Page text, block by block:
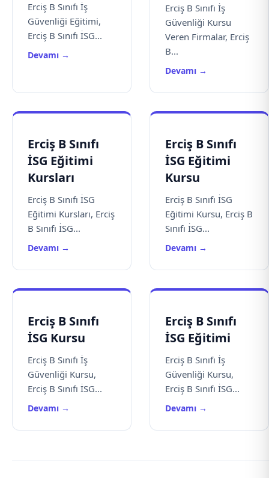
Erciş B Sınıfı İş
Güvenliği Eğitimi,
Erciş B Sınıfı İSG...
Devamı →
Erciş B Sınıfı İş
Güvenliği Kursu
Veren Firmalar, Erciş
B...
Devamı →
Erciş B Sınıfı
İSG Eğitimi
Kursları
Erciş B Sınıfı İSG
Eğitimi Kursları, Erciş
B Sınıfı İSG...
Devamı →
Erciş B Sınıfı
İSG Eğitimi
Kursu
Erciş B Sınıfı İSG
Eğitimi Kursu, Erciş B
Sınıfı İSG...
Devamı →
Erciş B Sınıfı
İSG Kursu
Erciş B Sınıfı İş
Güvenliği Kursu,
Erciş B Sınıfı İSG...
Devamı →
Erciş B Sınıfı
İSG Eğitimi
Erciş B Sınıfı İş
Güvenliği Kursu,
Erciş B Sınıfı İSG...
Devamı →